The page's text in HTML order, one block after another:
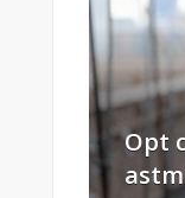
Opt